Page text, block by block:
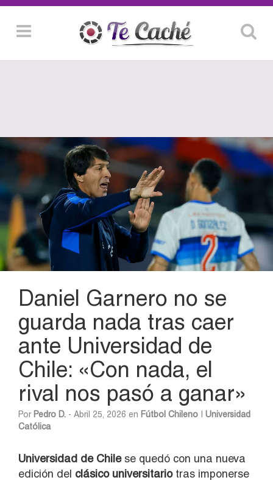
Daniel Garnero no se
guarda nada tras caer
ante Universidad de
Chile: «Con nada, el
rival nos pasó a ganar»
Por Pedro D. - Abril 25, 2026 en Fútbol Chileno
Universidad
Católica
Universidad de Chilese quedó con una nueva
edición del clásico universitariotras imponerse